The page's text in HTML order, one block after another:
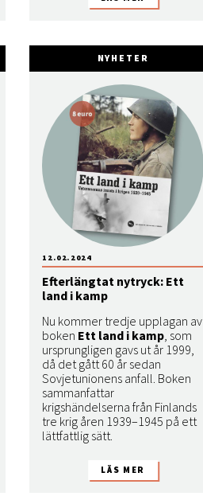
NYHETER
Efterlängtat nytryck: Ett
land i kamp
Nu kommer tredje upplagan av
boken Ett land i kamp , som
ursprungligen gavs ut år 1999,
då det gått 60 år sedan
Sovjetunionens anfall. Boken
sammanfattar
krigshändelserna från Finlands
tre krig åren 1939–1945 på ett
lättfattlig sätt.
12.02.2024